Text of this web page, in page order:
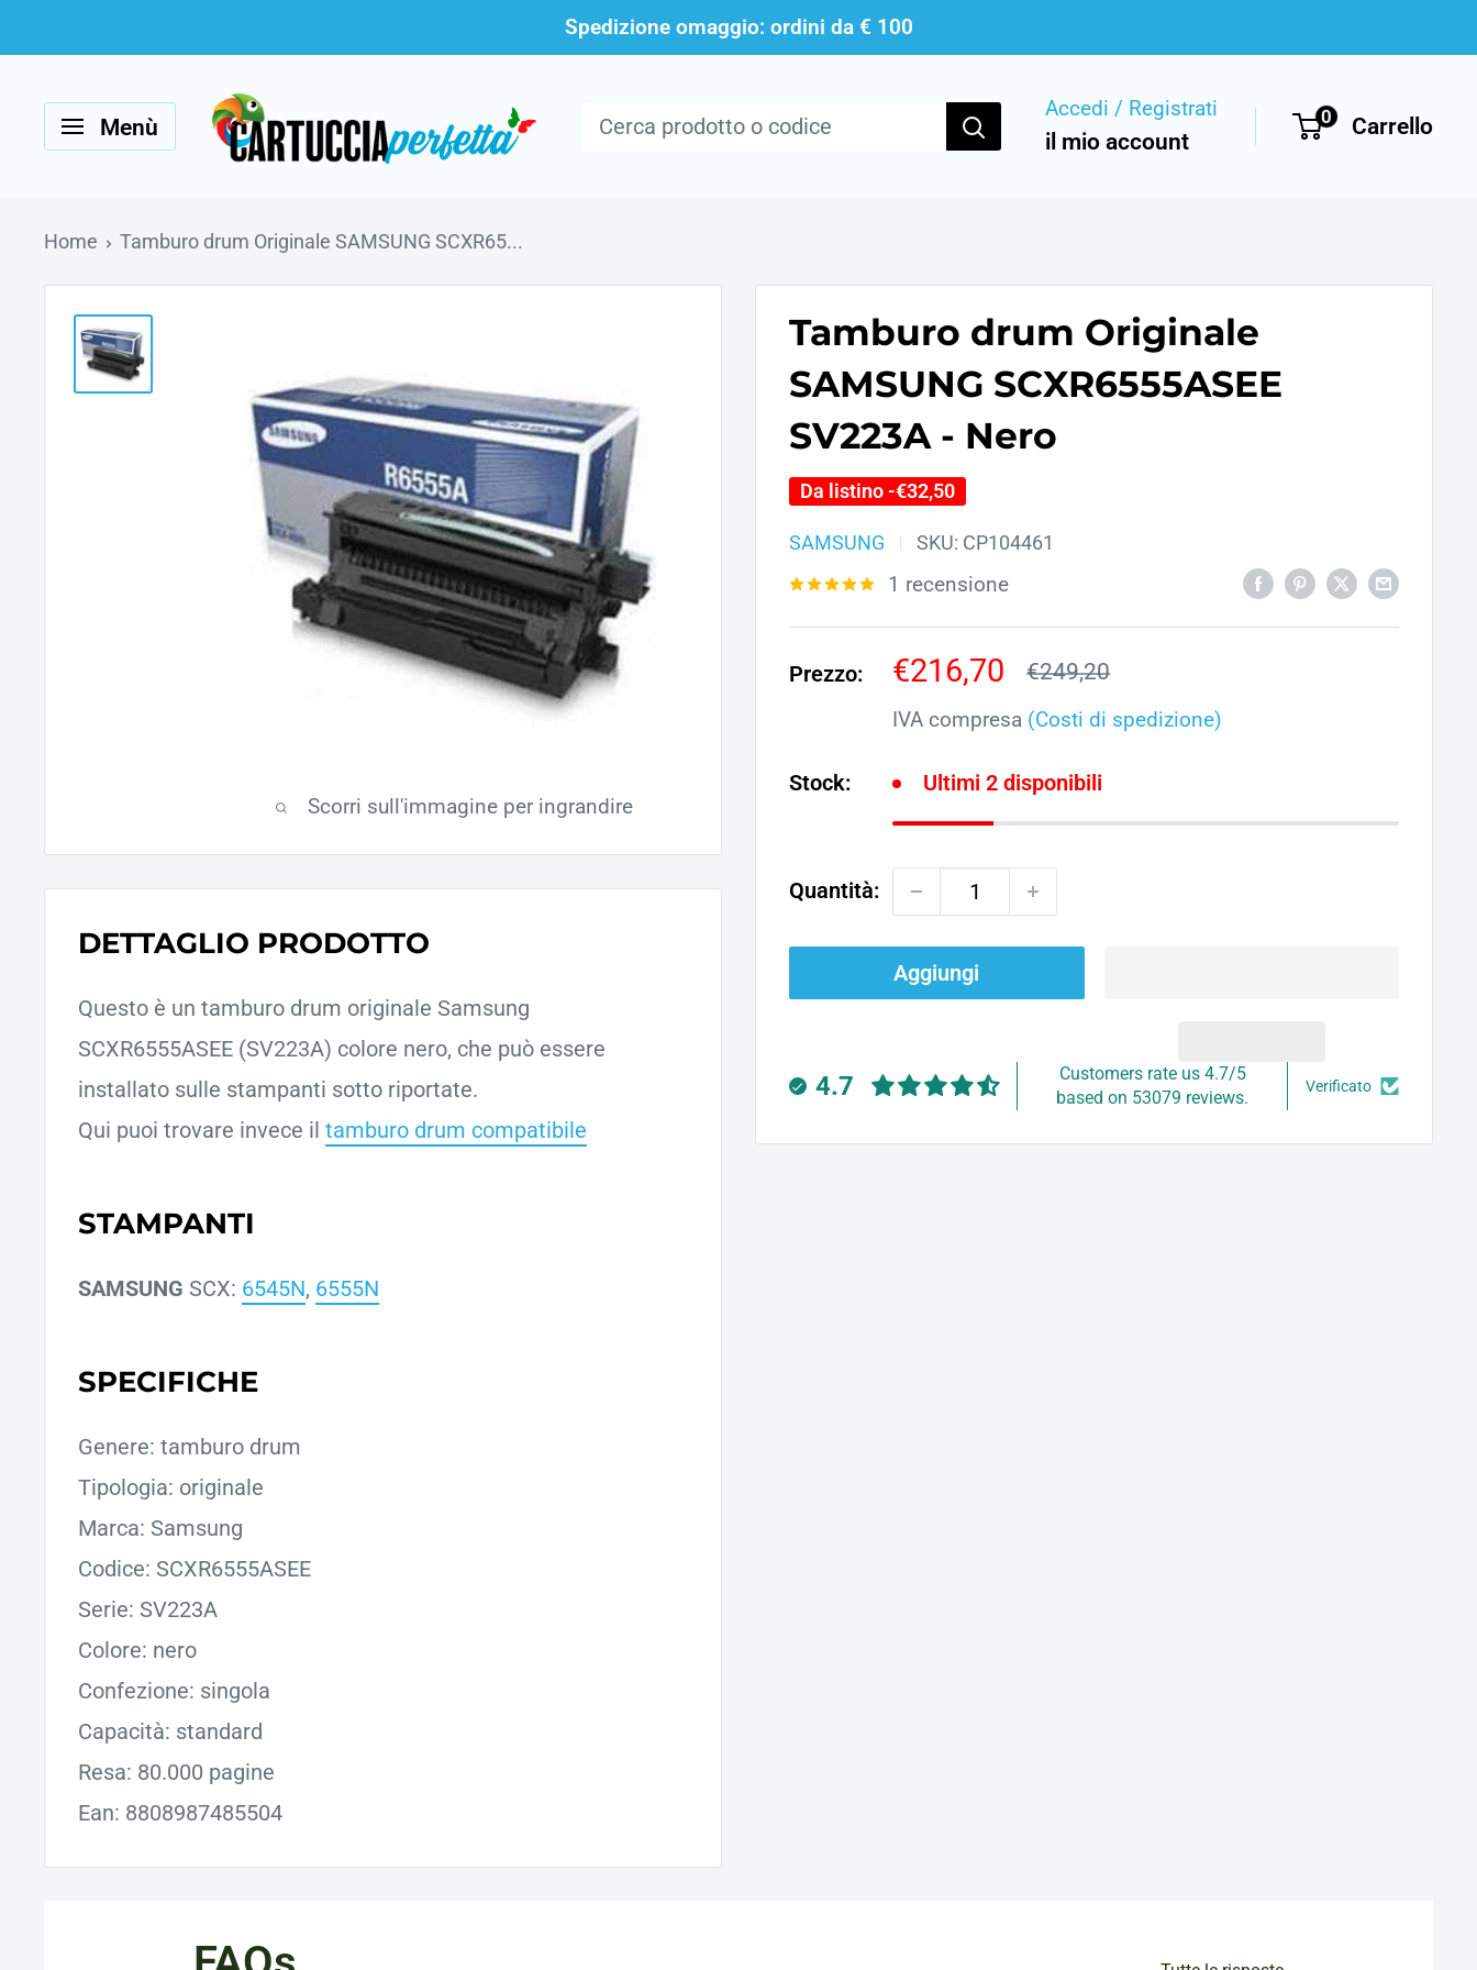
al
contenuto
Spedizione omaggio: ordini da € 100
Menù
Cartucciaperfetta Accedi / Registrati
il mio account
0 Carrello
Home Tamburo drum Originale SAMSUNG SCXR65...
Scorri sull'immagine per ingrandire
Tamburo drum Originale
SAMSUNG SCXR6555ASEE
SV223A - Nero
Da listino -€32,50
SAMSUNG SKU: CP104461
1 recensione
Prezzo:
Prezzo
scontato
€216,70 Prezzo
€249,20
IVA compresa (Costi di spedizione)
Stock: Ultimi 2 disponibili
Quantità:
Aggiungi
4.7
Customers rate us 4.7/5
based on 53079 reviews.
Verificato
DETTAGLIO PRODOTTO
Questo è un tamburo drum originale Samsung
SCXR6555ASEE (SV223A) colore nero, che può essere
installato sulle stampanti sotto riportate.
Qui puoi trovare invece il tamburo drum compatibile
STAMPANTI
SAMSUNG SCX: 6545N, 6555N
SPECIFICHE
Genere: tamburo drum
Tipologia: originale
Marca: Samsung
Codice: SCXR6555ASEE
Serie: SV223A
Colore: nero
Confezione: singola
Capacità: standard
Resa: 80.000 pagine
Ean: 8808987485504